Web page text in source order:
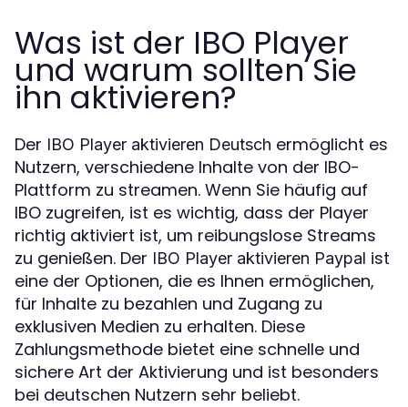
Was ist der IBO Player
und warum sollten Sie
ihn aktivieren?
Der IBO Player aktivieren Deutsch ermöglicht es
Nutzern, verschiedene Inhalte von der IBO-
Plattform zu streamen. Wenn Sie häufig auf
IBO zugreifen, ist es wichtig, dass der Player
richtig aktiviert ist, um reibungslose Streams
zu genießen. Der IBO Player aktivieren Paypal ist
eine der Optionen, die es Ihnen ermöglichen,
für Inhalte zu bezahlen und Zugang zu
exklusiven Medien zu erhalten. Diese
Zahlungsmethode bietet eine schnelle und
sichere Art der Aktivierung und ist besonders
bei deutschen Nutzern sehr beliebt.